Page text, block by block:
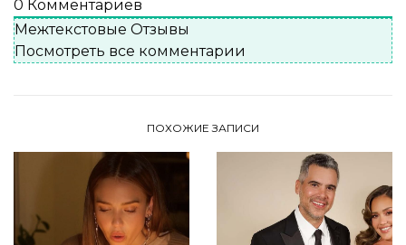
0 Комментариев
Межтекстовые Отзывы
Посмотреть все комментарии
ПОХОЖИЕ ЗАПИСИ